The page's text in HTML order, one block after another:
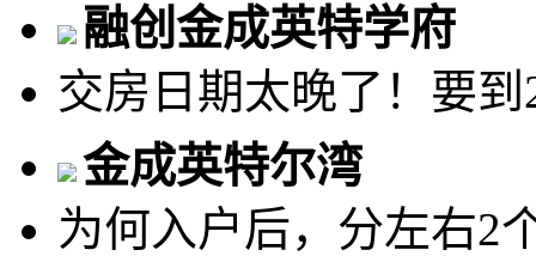
融创金成英特学府
交房日期太晚了！要到
金成英特尔湾
为何入户后，分左右2